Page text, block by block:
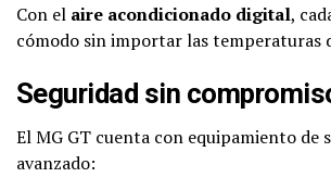
Con el aire acondicionado digital,
cómodo sin importar las temperaturas
Seguridad sin
El MG GT cuenta con equipamiento de
avanzado: